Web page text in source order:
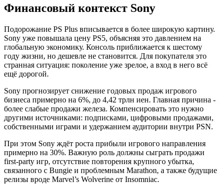
Финансовый контекст Sony
Подорожание PS Plus вписывается в более широкую картину.
Sony уже повышала цену PS5, объясняя это давлением на
глобальную экономику. Консоль приближается к шестому
году жизни, но дешевле не становится. Для покупателя это
странная ситуация: поколение уже зрелое, а вход в него всё
ещё дорогой.
Sony прогнозирует снижение годовых продаж игрового
бизнеса примерно на 6%, до 4,42 трлн иен. Главная причина -
более слабые продажи железа. Компенсировать это нужно
другими источниками: подписками, цифровыми продажами,
собственными играми и удержанием аудитории внутри PSN.
При этом Sony ждёт роста прибыли игрового направления
примерно на 30%. Важную роль должны сыграть продажи
first-party игр, отсутствие повторения крупного убытка,
связанного с Bungie и проблемным Marathon, а также будущие
релизы вроде Marvel’s Wolverine от Insomniac.